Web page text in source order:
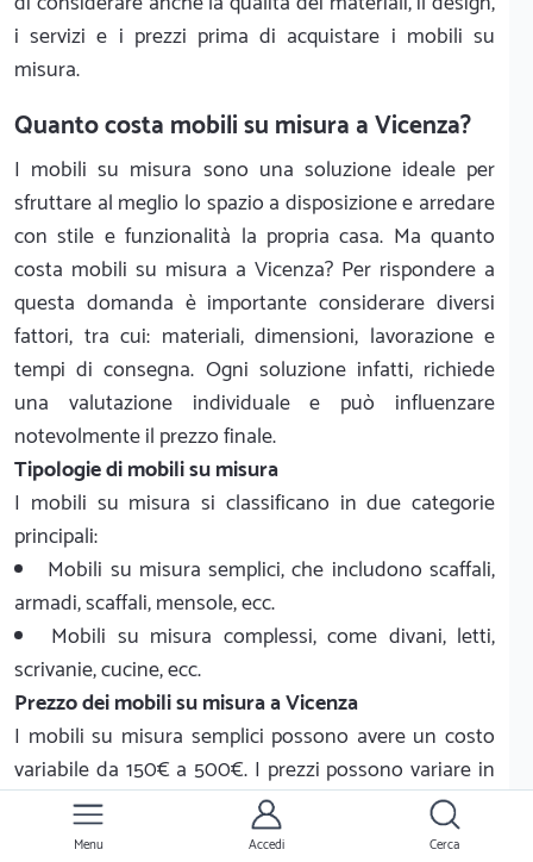
i servizi e i prezzi prima di acquistare i mobili su
misura.
Quanto costa mobili su misura a Vicenza?
I mobili su misura sono una soluzione ideale per
sfruttare al meglio lo spazio a disposizione e arredare
con stile e funzionalità la propria casa. Ma quanto
costa mobili su misura a Vicenza? Per rispondere a
questa domanda è importante considerare diversi
fattori, tra cui: materiali, dimensioni, lavorazione e
tempi di consegna. Ogni soluzione infatti, richiede
una valutazione individuale e può influenzare
notevolmente il prezzo finale.
Tipologie di mobili su misura
I mobili su misura si classificano in due categorie
principali:
Mobili su misura semplici, che includono scaffali,
armadi, scaffali, mensole, ecc.
Mobili su misura complessi, come divani, letti,
scrivanie, cucine, ecc.
Prezzo dei mobili su misura a Vicenza
I mobili su misura semplici possono avere un costo
variabile da 150€ a 500€. I prezzi possono variare in
base ai materiali, alla dimensione, alla complessità
della lavorazione e ai tempi di consegna. Di seguito
Menu Accedi Cerca